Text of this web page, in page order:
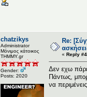
chatzikys
Administrator
Μόνιμος κάτοικος
ΤΗΜΜΥ.gr
Gender:
Posts: 2020
Re:
« Reply
Δεν εχω
Πάντως,
να